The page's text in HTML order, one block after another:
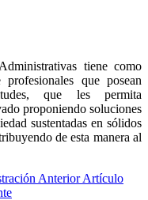
tiene como
que posean
que les permita
proponiendo soluciones
sustentadas en sólidos
de esta manera al
Anterior Artículo